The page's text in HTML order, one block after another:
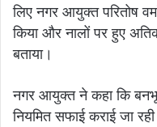
लिए नगर आयुक्त परितोष
किया और नालों पर हुए
बताया।
नगर आयुक्त ने कहा कि
नियमित सफाई कराई जा